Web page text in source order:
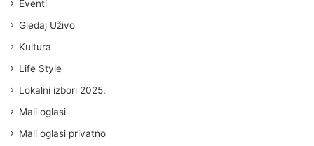
Eventi
Gledaj Uživo
Kultura
Life Style
Lokalni izbori 2025.
Mali oglasi
Mali oglasi privatno